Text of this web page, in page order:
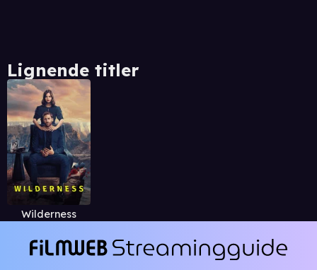
Lignende titler
Wilderness